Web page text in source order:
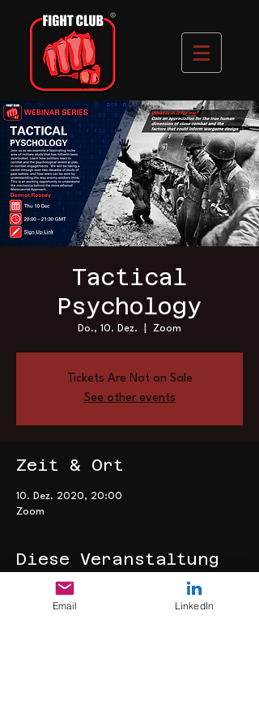
Tactical
Psychology
Do., 10. Dez. Zoom
Tickets Are Not on Sale
See other events
Zeit & Ort
10. Dez. 2020, 20:00
Zoom
Diese Veranstaltung
teilen
Email LinkedIn